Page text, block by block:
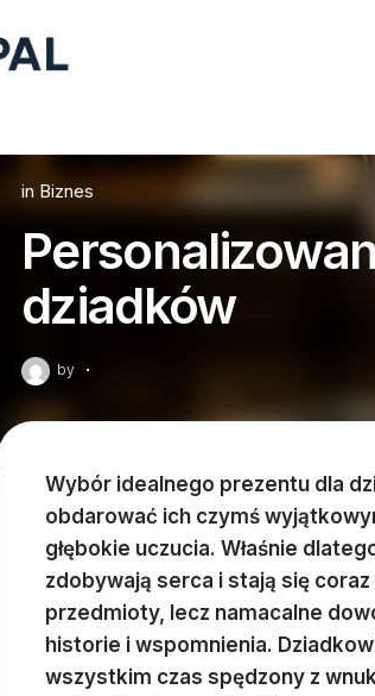
in Biznes
dziadków
by ·
Wybór idealnego prezentu dla
obdarować ich czymś
głębokie uczucia. Właśnie
zdobywają serca i stają się
przedmioty, lecz namacalne
historie i wspomnienia.
wszystkim czas spędzony z